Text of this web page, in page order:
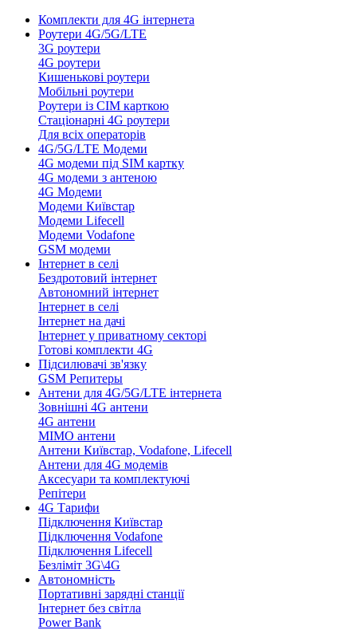
Комплекти для 4G інтернета
Роутери 4G/5G/LTE
3G роутери
4G роутери
Кишенькові роутери
Мобільні роутери
Роутери із СІМ карткою
Стаціонарні 4G роутери
Для всіх операторів
4G/5G/LTE Модеми
4G модеми під SIM картку
4G модеми з антеною
4G Модеми
Модеми Київстар
Модеми Lifecell
Модеми Vodafone
GSM модеми
Інтернет в селі
Бездротовий інтернет
Автономний інтернет
Інтернет в селі
Інтернет на дачі
Інтернет у приватному секторі
Готові комплекти 4G
Підсилювачі зв'язку
GSM Репитеры
Антени для 4G/5G/LTE інтернета
Зовнішні 4G антени
4G антени
MIMO антени
Антени Київстар, Vodafone, Lifecell
Антени для 4G модемів
Аксесуари та комплектуючі
Репітери
4G Тарифи
Підключення Київстар
Підключення Vodafone
Підключення Lifecell
Безліміт 3G\4G
Автономність
Портативні зарядні станції
Інтернет без світла
Power Bank